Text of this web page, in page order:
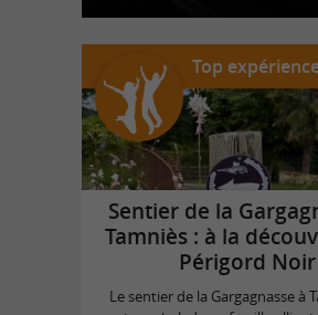
Top
Sentier de la
Tamniès : à la
Périgord Noir
Le sentier de la Gargagnasse à